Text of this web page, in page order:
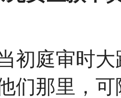
初庭审时
们那里，